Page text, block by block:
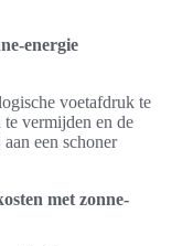
energie
voetafdruk te
vermijden en de
een schoner
met zonne-